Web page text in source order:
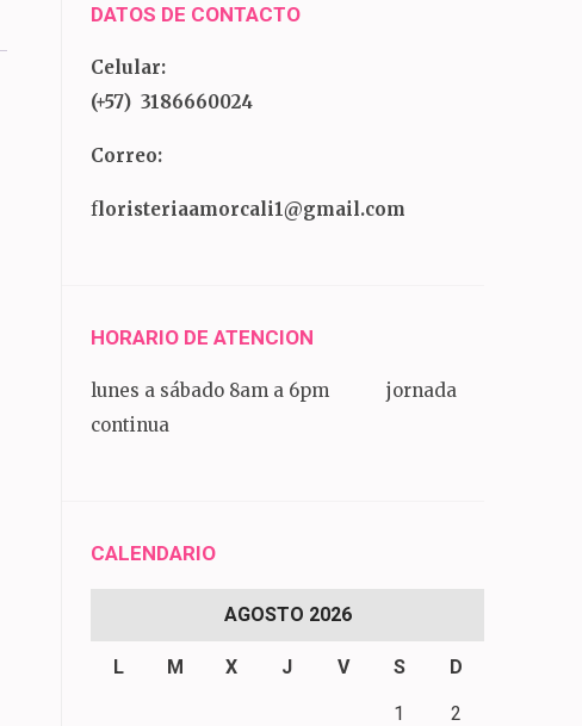
DATOS DE CONTACTO
Celular:
(+57) 3186660024
Correo:
floristeriaamorcali1@gmail.com
HORARIO DE ATENCION
lunes a sábado 8am a 6pm jornada
continua
CALENDARIO
AGOSTO 2026
L M X J V S D
1
2